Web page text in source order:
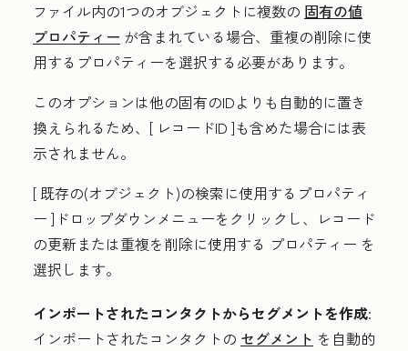
ファイル内の1つのオブジェクトに複数の 固有の値
プロパティー が含まれている場合、重複の削除に使
用するプロパティーを選択する必要があります。
このオプションは他の固有のIDよりも自動的に置き
換えられるため、[ レコードID ]も含めた場合には表
示されません。
[ 既存の(オブジェクト)の検索に使用するプロパティ
ー ]ドロップダウンメニューをクリックし、レコード
の更新または重複を削除に使用する プロパティー を
選択します。
インポートされたコンタクトからセグメントを作成:
インポートされたコンタクトの セグメント を自動的